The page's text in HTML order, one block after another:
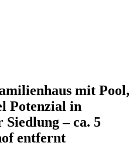
mit Pool,
Potenzial in
– ca. 5
entfernt